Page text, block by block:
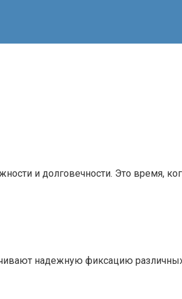
и долговечности. Это время,
надежную фиксацию